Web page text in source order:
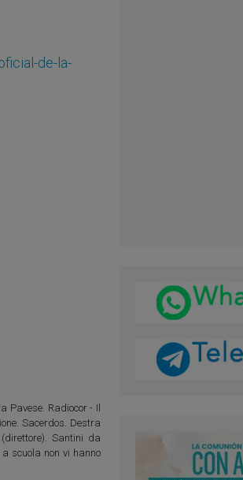
de-la-
Pavese. Radiocor - Il
Sacerdos. Destra
Santini da
scuola non vi hanno